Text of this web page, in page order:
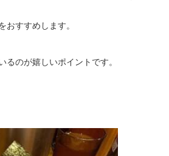
すすめします。
のが嬉しいポイントです。